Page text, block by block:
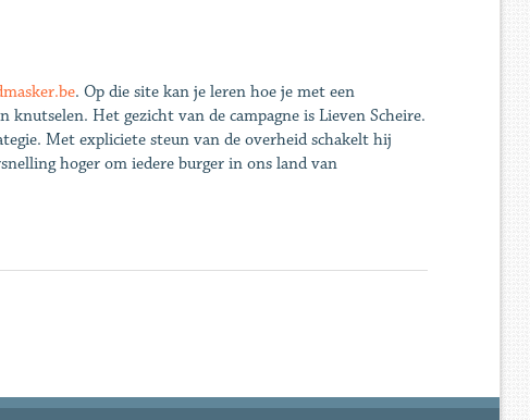
. Op die site kan je leren hoe je met een
Het gezicht van de campagne is Lieven Scheire.
Met expliciete steun van de overheid schakelt hij
hoger om iedere burger in ons land van